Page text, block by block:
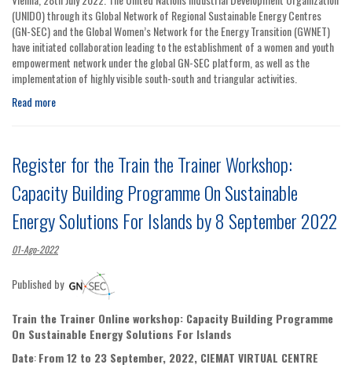
(UNIDO) through its Global Network of Regional Sustainable Energy Centres
(GN-SEC) and the Global Women’s Network for the Energy Transition (GWNET)
have initiated collaboration leading to the establishment of a women and youth
empowerment network under the global GN-SEC platform, as well as the
implementation of highly visible south-south and triangular activities.
Read more
Register for the Train the Trainer Workshop:
Capacity Building Programme On Sustainable
Energy Solutions For Islands by 8 September 2022
01-Ago-2022
Published by
Train the Trainer Online workshop: Capacity Building Programme
On Sustainable Energy Solutions For Islands
Date:From 12 to 23 September, 2022, CIEMAT VIRTUAL CENTRE